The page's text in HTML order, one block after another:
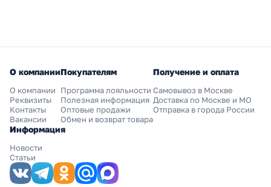
О компании
О компании
Реквизиты
Контакты
Вакансии
Покупателям
Программа лояльности
Полезная информация
Оптовые продажи
Обмен и возврат товара
Получение и оплата
Самовывоз в Москве
Доставка по Москве и МО
Отправка в города России
Информация
Новости
Статьи